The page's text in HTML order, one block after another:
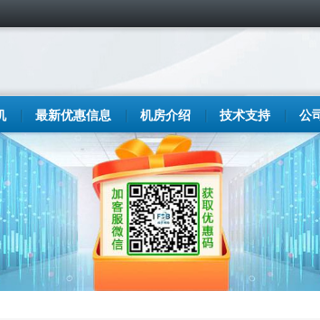
最新优惠信息 机房介绍 技术支持 公